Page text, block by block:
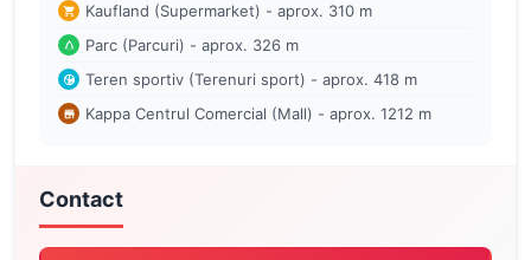
Kaufland (Supermarket) - aprox. 310 m
Parc (Parcuri) - aprox. 326 m
Teren sportiv (Terenuri sport) - aprox. 418 m
Kappa Centrul Comercial (Mall) - aprox. 1212 m
Contact